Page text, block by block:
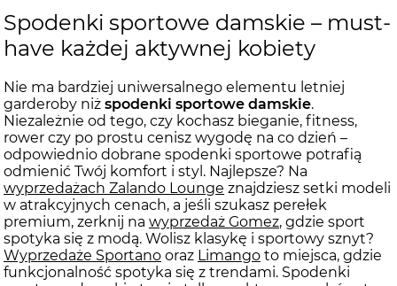
Spodenki sportowe damskie – must-
have każdej aktywnej kobiety
Nie ma bardziej uniwersalnego elementu letniej
garderoby niż spodenki sportowe damskie.
Niezależnie od tego, czy kochasz bieganie, fitness,
rower czy po prostu cenisz wygodę na co dzień –
odpowiednio dobrane spodenki sportowe potrafią
odmienić Twój komfort i styl. Najlepsze? Na
wyprzedażach Zalando Lounge znajdziesz setki modeli
w atrakcyjnych cenach, a jeśli szukasz perełek
premium, zerknij na wyprzedaż Gomez, gdzie sport
spotyka się z modą. Wolisz klasykę i sportowy sznyt?
Wyprzedaże Sportano oraz Limango to miejsca, gdzie
funkcjonalność spotyka się z trendami. Spodenki